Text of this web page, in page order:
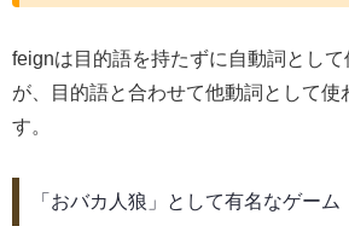
feignは目的語を持たずに自動詞とし
が、目的語と合わせて他動詞として使
す。
「おバカ人狼」として有名なゲーム